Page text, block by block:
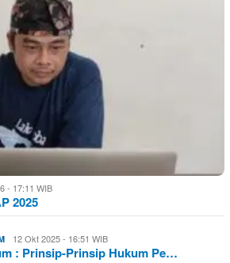
- 17:11 WIB
2025
12 Okt 2025 - 16:51 WIB
: Prinsip-Prinsip Hukum Pe…